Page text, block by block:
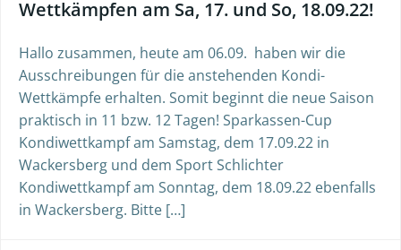
Wettkämpfen am Sa, 17. und So, 18.09.22!
Hallo zusammen, heute am 06.09. haben wir die
Ausschreibungen für die anstehenden Kondi-
Wettkämpfe erhalten. Somit beginnt die neue Saison
praktisch in 11 bzw. 12 Tagen! Sparkassen-Cup
Kondiwettkampf am Samstag, dem 17.09.22 in
Wackersberg und dem Sport Schlichter
Kondiwettkampf am Sonntag, dem 18.09.22 ebenfalls
in Wackersberg. Bitte […]